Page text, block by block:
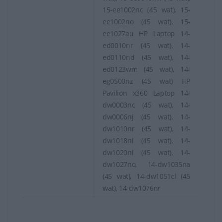
15-ee1002nc (45 wat), 15-
ee1002no (45 wat), 15-
ee1027au HP Laptop 14-
ed0010nr (45 wat), 14-
ed0110nd (45 wat), 14-
ed0123wm (45 wat), 14-
eg0500nz (45 wat) HP
Pavilion x360 Laptop 14-
dw0003nc (45 wat), 14-
dw0006nj (45 wat), 14-
dw1010nr (45 wat), 14-
dw1018nl (45 wat), 14-
dw1020nl (45 wat), 14-
dw1027no, 14-dw1035na
(45 wat), 14-dw1051cl (45
wat), 14-dw1076nr